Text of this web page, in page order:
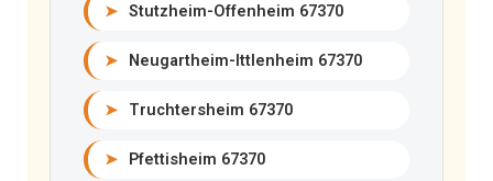
➤ Stutzheim-Offenheim 67370
➤ Neugartheim-Ittlenheim 67370
➤ Truchtersheim 67370
➤ Pfettisheim 67370